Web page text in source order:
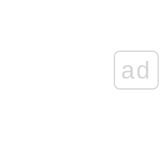
ad